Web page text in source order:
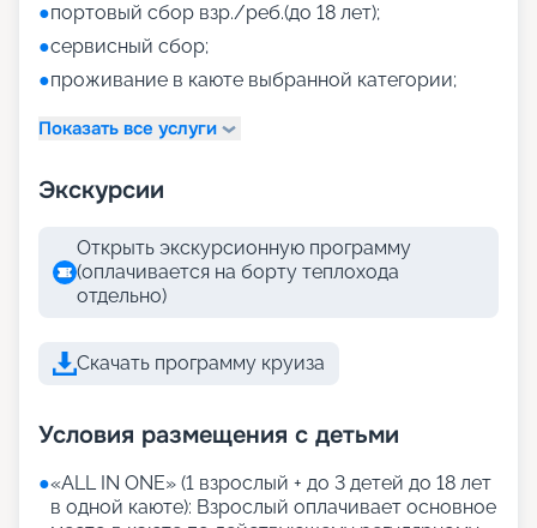
●портовый сбор взр./реб.(до 18 лет);
●сервисный сбор;
●проживание в каюте выбранной категории;
Показать все услуги
Экскурсии
Открыть экскурсионную программу
(оплачивается на борту теплохода
отдельно)
Скачать программу круиза
Условия размещения с детьми
●«АLL IN ONE» (1 взрослый + до 3 детей до 18 лет
в одной каюте): Взрослый оплачивает основное